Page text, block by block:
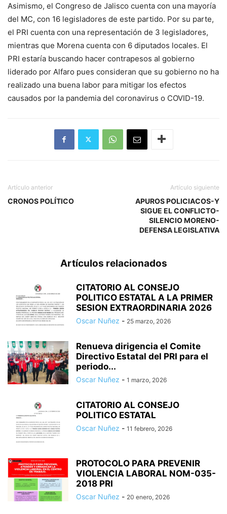
Asimismo, el Congreso de Jalisco cuenta con una mayoría
del MC, con 16 legisladores de este partido. Por su parte,
el PRI cuenta con una representación de 3 legisladores,
mientras que Morena cuenta con 6 diputados locales. El
PRI estaría buscando hacer contrapesos al gobierno
liderado por Alfaro pues consideran que su gobierno no ha
realizado una buena labor para mitigar los efectos
causados por la pandemia del coronavirus o COVID-19.
Artículo anterior
CRONOS POLÍTICO
Artículo siguiente
APUROS POLICIACOS-Y
SIGUE EL CONFLICTO-
SILENCIO MORENO-
DEFENSA LEGISLATIVA
Artículos relacionados
CITATORIO AL CONSEJO
POLITICO ESTATAL A LA PRIMER
SESION EXTRAORDINARIA 2026
Oscar Nuñez - 25 marzo, 2026
Renueva dirigencia el Comite
Directivo Estatal del PRI para el
periodo...
Oscar Nuñez - 1 marzo, 2026
CITATORIO AL CONSEJO
POLITICO ESTATAL
Oscar Nuñez - 11 febrero, 2026
PROTOCOLO PARA PREVENIR
VIOLENCIA LABORAL NOM-035-
2018 PRI
Oscar Nuñez - 20 enero, 2026